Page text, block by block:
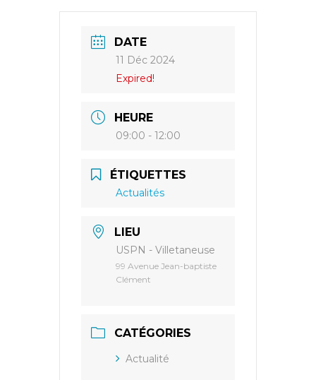
DATE
11 Déc 2024
Expired!
HEURE
09:00 - 12:00
ÉTIQUETTES
Actualités
LIEU
USPN - Villetaneuse
99 Avenue Jean-baptiste
Clément
CATÉGORIES
Actualité